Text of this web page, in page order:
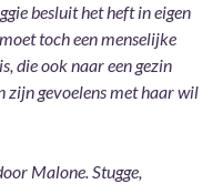
besluit het heft in eigen
toch een menselijke
die ook naar een gezin
zijn gevoelens met haar wil
Malone. Stugge,